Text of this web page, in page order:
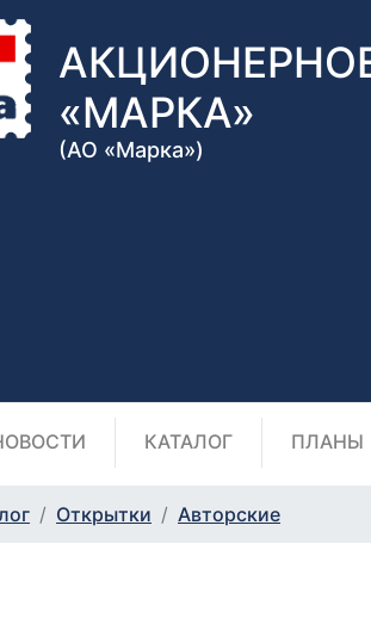
«МАРКА»
(АО «Марка»)
КАТАЛОГ ПЛАНЫ
Открытки Авторские